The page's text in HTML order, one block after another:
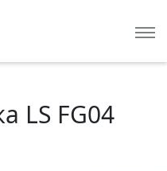
LS FG04